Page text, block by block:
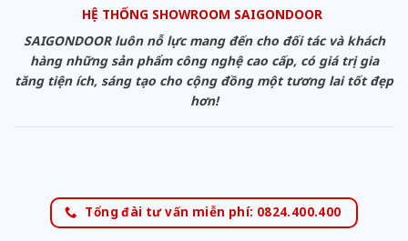
HỆ THỐNG SHOWROOM SAIGONDOOR
SAIGONDOOR luôn nỗ lực mang đến cho đối tác và khách
hàng những sản phẩm công nghệ cao cấp, có giá trị gia
tăng tiện ích, sáng tạo cho cộng đồng một tương lai tốt đẹp
hơn!
Tổng đài tư vấn miễn phí: 0824.400.400